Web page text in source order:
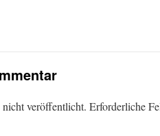
veröffentlicht. Erforderliche